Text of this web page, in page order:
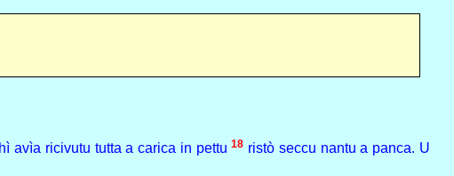
avìa ricivutu tutta a carica in pettu18 ristò seccu nantu a panca. U